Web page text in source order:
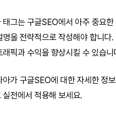
태그는 구글SEO에서 아주 중요
명을 전략적으로 작성해야 합니
래픽과 수익을 향상시킬 수 있습니
아가 구글SEO에 대한 자세한 정
실전에서 적용해 보세요.